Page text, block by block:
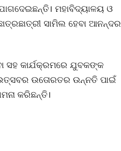
ମହାବିଦ୍ୟାଳୟ ଓ
ସାମିଲ ହେବା ଆନନ୍ଦର
ସହ କାର୍ଯକ୍ରମରେ ଯୁବକଙ୍କ
ଉତୋରତର ଉନ୍ନତି ପାଇଁ
କରିଛନ୍ତି।